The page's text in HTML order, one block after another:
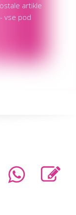
artikle
vse pod